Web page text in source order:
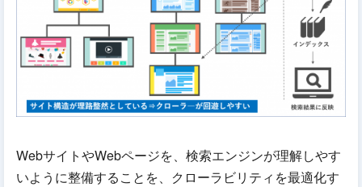
WebサイトやWebページを、検索エンジンが理解しやす
いように整備することを、クローラビリティを最適化す